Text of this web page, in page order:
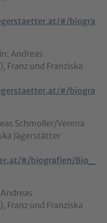
#/biogra
Andreas
Franz und Franziska
#/biogra
Schmoller/Verena
Jägerstätter
#/biografien/Bio_
Franz und Franziska